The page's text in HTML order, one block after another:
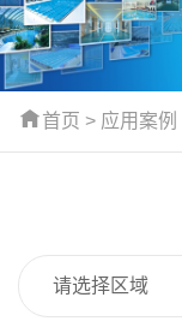
首页 > 应用案例
请选择区域